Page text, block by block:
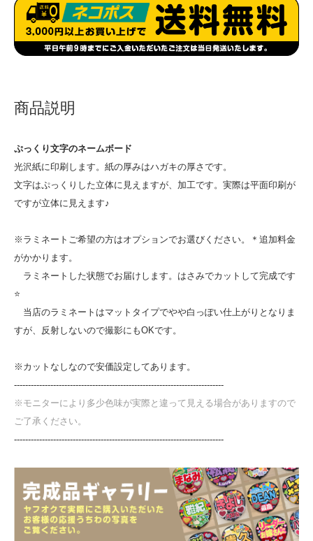
商品説明
ぷっくり文字のネームボード
光沢紙に印刷します。紙の厚みはハガキの厚さです。
文字はぷっくりした立体に見えますが、加工です。実際は平面印刷が
ですが立体に見えます♪
※ラミネートご希望の方はオプションでお選びください。＊追加料金
がかかります。
ラミネートした状態でお届けします。はさみでカットして完成です
⭐
当店のラミネートはマットタイプでやや白っぽい仕上がりとなりま
すが、反射しないので撮影にもOKです。
※カットなしなので安価設定してあります。
---------------------------------------------------------------------------
※モニターにより多少色味が実際と違って見える場合がありますので
ご了承ください。
---------------------------------------------------------------------------